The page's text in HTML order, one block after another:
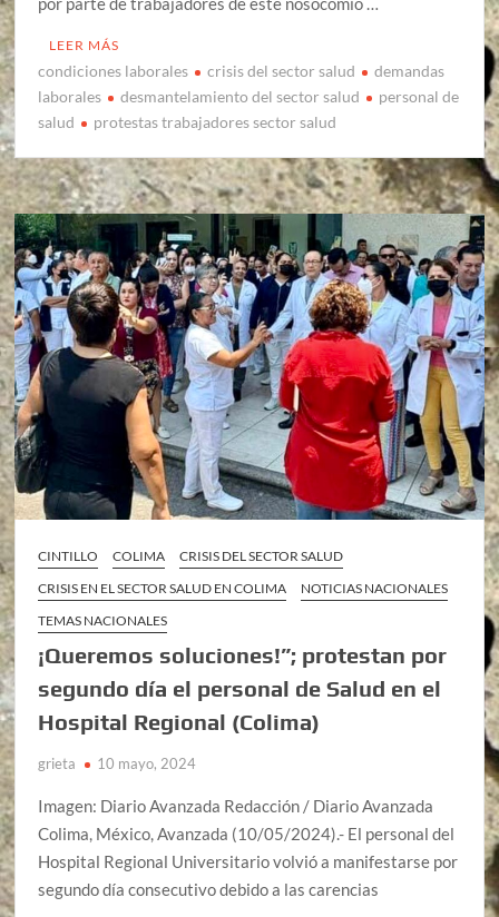
LEER MÁS
condiciones laborales crisis del sector salud
demandas
laborales
desmantelamiento del sector salud
personal de
salud
protestas trabajadores sector salud
CINTILLO COLIMA
CRISIS DEL SECTOR SALUD
CRISIS EN EL SECTOR SALUD EN COLIMA
NOTICIAS NACIONALES
TEMAS NACIONALES
¡Queremos soluciones!”; protestan por
segundo día el personal de Salud en el
Hospital Regional (Colima)
grieta 10 mayo, 2024
Imagen: Diario Avanzada Redacción / Diario Avanzada
Colima, México, Avanzada (10/05/2024).- El personal del
Hospital Regional Universitario volvió a manifestarse por
segundo día consecutivo debido a las carencias